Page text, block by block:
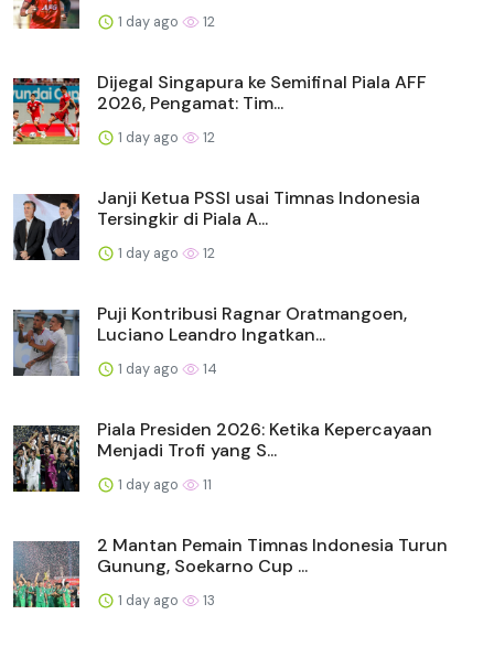
1 day ago 12
Dijegal Singapura ke Semifinal Piala AFF
2026, Pengamat: Tim...
1 day ago 12
Janji Ketua PSSI usai Timnas Indonesia
Tersingkir di Piala A...
1 day ago 12
Puji Kontribusi Ragnar Oratmangoen,
Luciano Leandro Ingatkan...
1 day ago 14
Piala Presiden 2026: Ketika Kepercayaan
Menjadi Trofi yang S...
1 day ago 11
2 Mantan Pemain Timnas Indonesia Turun
Gunung, Soekarno Cup ...
1 day ago 13